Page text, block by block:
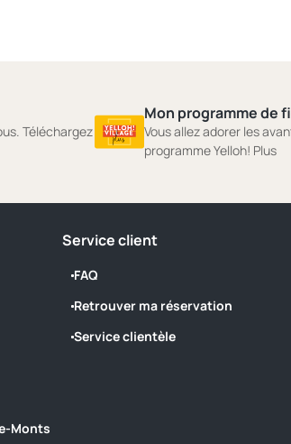
Téléchargez
Mon programme de
Vous allez adorer les
programme Yelloh! Plus
Monts
Service client
FAQ
Retrouver ma réservation
Service clientèle